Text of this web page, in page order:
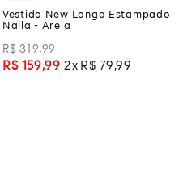
Vestido New Longo Estampado
Naila - Areia
R$ 319,99
R$ 159,99 2 R$ 79 ,99